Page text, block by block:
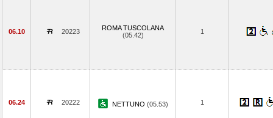
06.10 20223
ROMA TUSCOLANA
(05.42)
1
06.24 20222 NETTUNO (05.53) 1